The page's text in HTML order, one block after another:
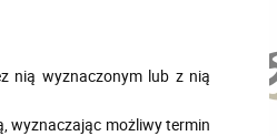
nią wyznaczonym lub z nią
wyznaczając możliwy termin